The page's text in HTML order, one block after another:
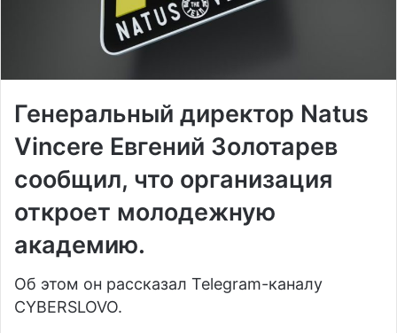
Генеральный директор Natus
Vincere Евгений Золотарев
сообщил, что организация
откроет молодежную
академию.
Об этом он рассказал Telegram-каналу
CYBERSLOVO.